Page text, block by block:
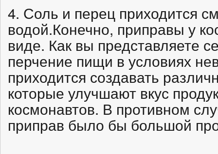
4. Соль и перец приходится
водой.Конечно, приправы у
виде. Как вы представляете
перчение пищи в условиях
приходится создавать
которые улучшают вкус
космонавтов. В противном
приправ было бы большой